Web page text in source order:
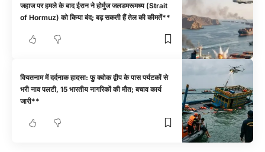
जहाज पर हमले के बाद ईरान ने होर्मुज जलडमरूमध्य (Strait
of Hormuz) को किया बंद; बढ़ सकती हैं तेल की कीमतें**
वियतनाम में दर्दनाक हादसा: फु क्वोक द्वीप के पास पर्यटकों से
भरी नाव पलटी, 15 भारतीय नागरिकों की मौत; बचाव कार्य
जारी**